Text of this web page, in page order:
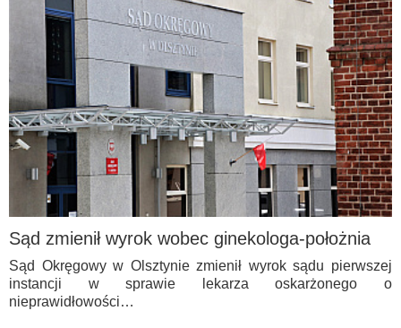
Sąd zmienił wyrok wobec ginekologa-położnia
Sąd Okręgowy w Olsztynie zmienił wyrok sądu pierwszej
instancji w sprawie lekarza oskarżonego o
nieprawidłowości…